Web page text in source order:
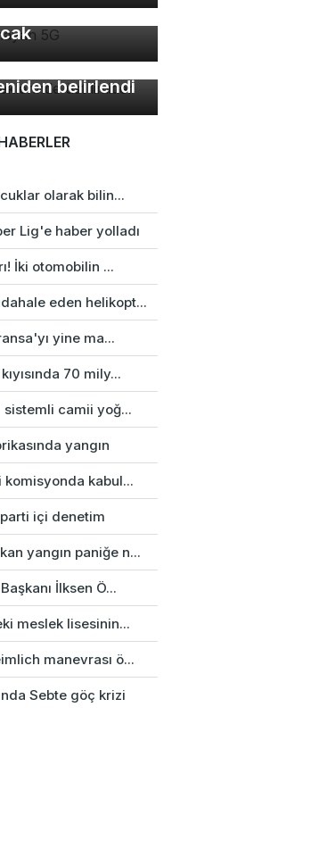
5G
belirlendi
olarak bilin...
Lig'e haber yolladı
İki otomobilin ...
eden helikopt...
yine ma...
70 mily...
camii yoğ...
yangın
kabul...
içi denetim
yangın paniğe n...
İlksen Ö...
meslek lisesinin...
manevrası ö...
Sebte göç krizi